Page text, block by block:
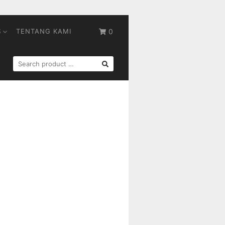
0
TENTANG KAMI
SEARCH
FOR: